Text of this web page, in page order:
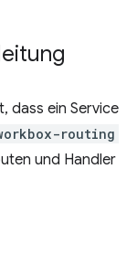
dass ein Service
routing
und Handler